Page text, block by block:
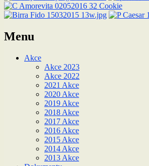
Menu
Akce
Akce 2023
Akce 2022
2021 Akce
2020 Akce
2019 Akce
2018 Akce
2017 Akce
2016 Akce
2015 Akce
2014 Akce
2013 Akce